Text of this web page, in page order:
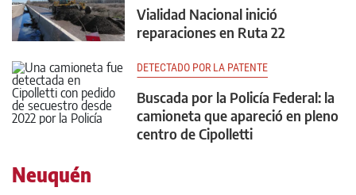
Vialidad Nacional inició
reparaciones en Ruta 22
DETECTADO POR LA PATENTE
Buscada por la Policía Federal: la
camioneta que apareció en pleno
centro de Cipolletti
Neuquén